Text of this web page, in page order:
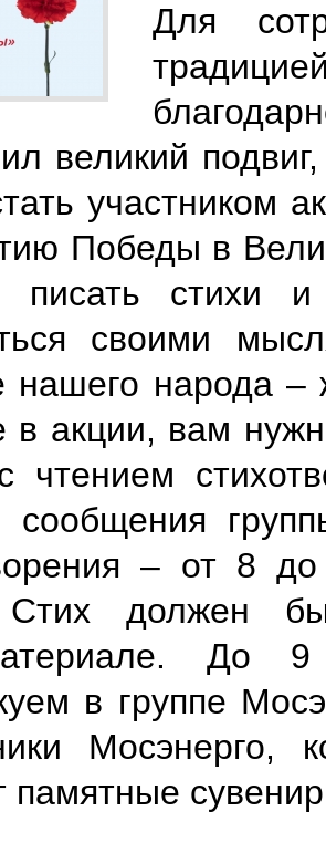
Для
великий
участником
Победы в
писать стихи
своими
нашего народа
в акции, вам
чтением
сообщения
– от 8
Стих должен
До
в группе
Мосэнерго,
памятные